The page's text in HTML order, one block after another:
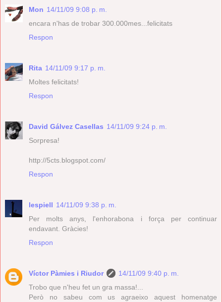
Mon 14/11/09 9:08 p. m.
encara n'has de trobar 300.000mes...felicitats
Respon
Rita 14/11/09 9:17 p. m.
Moltes felicitats!
Respon
David Gálvez Casellas 14/11/09 9:24 p. m.
Sorpresa!
http://5cts.blogspot.com/
Respon
lespiell 14/11/09 9:38 p. m.
Per molts anys, l'enhorabona i força per continuar
endavant. Gràcies!
Respon
Víctor Pàmies i Riudor
14/11/09 9:40 p. m.
Trobo que n'heu fet un gra massa!...
Però no sabeu com us agraeixo aquest homenatge